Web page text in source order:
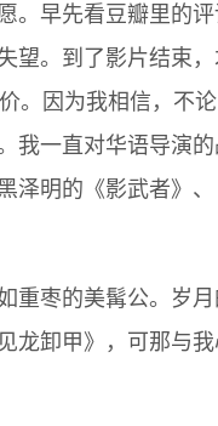
。早先看豆瓣里的
望。到了影片结束，
。因为我相信，不论
我一直对华语导演
泽明的《影武者》、
重枣的美髯公。岁月
龙卸甲》，可那与